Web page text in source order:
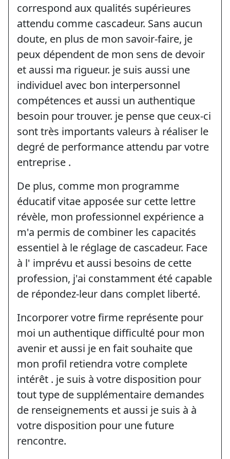
correspond aux qualités supérieures
attendu comme cascadeur. Sans aucun
doute, en plus de mon savoir-faire, je
peux dépendent de mon sens de devoir
et aussi ma rigueur. je suis aussi une
individuel avec bon interpersonnel
compétences et aussi un authentique
besoin pour trouver. je pense que ceux-ci
sont très importants valeurs à réaliser le
degré de performance attendu par votre
entreprise .
De plus, comme mon programme
éducatif vitae apposée sur cette lettre
révèle, mon professionnel expérience a
m'a permis de combiner les capacités
essentiel à le réglage de cascadeur. Face
à l' imprévu et aussi besoins de cette
profession, j'ai constamment été capable
de répondez-leur dans complet liberté.
Incorporer votre firme représente pour
moi un authentique difficulté pour mon
avenir et aussi je en fait souhaite que
mon profil retiendra votre complete
intérêt . je suis à votre disposition pour
tout type de supplémentaire demandes
de renseignements et aussi je suis à à
votre disposition pour une future
rencontre.